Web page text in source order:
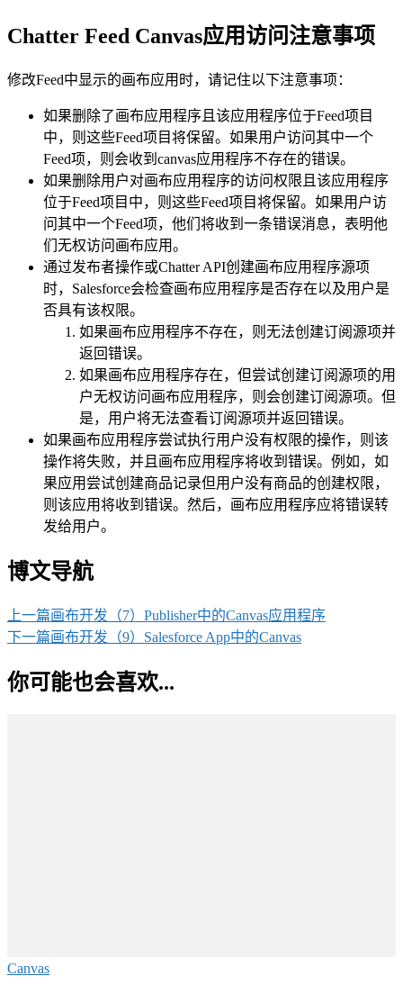
Chatter Feed Canvas应用访问注意事项
修改Feed中显示的画布应用时，请记住以下注意事项：
如果删除了画布应用程序且该应用程序位于Feed项目
中，则这些Feed项目将保留。如果用户访问其中一个
Feed项，则会收到canvas应用程序不存在的错误。
如果删除用户对画布应用程序的访问权限且该应用程序
位于Feed项目中，则这些Feed项目将保留。如果用户访
问其中一个Feed项，他们将收到一条错误消息，表明他
们无权访问画布应用。
通过发布者操作或Chatter API创建画布应用程序源项
时，Salesforce会检查画布应用程序是否存在以及用户是
否具有该权限。
如果画布应用程序不存在，则无法创建订阅源项并
返回错误。
如果画布应用程序存在，但尝试创建订阅源项的用
户无权访问画布应用程序，则会创建订阅源项。但
是，用户将无法查看订阅源项并返回错误。
如果画布应用程序尝试执行用户没有权限的操作，则该
操作将失败，并且画布应用程序将收到错误。例如，如
果应用尝试创建商品记录但用户没有商品的创建权限，
则该应用将收到错误。然后，画布应用程序应将错误转
发给用户。
博文导航
上一篇画布开发（7）Publisher中的Canvas应用程序
下一篇画布开发（9）Salesforce App中的Canvas
你可能也会喜欢...
Canvas